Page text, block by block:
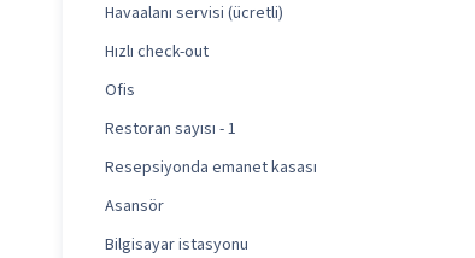
Havaalanı servisi (ücretli)
Hızlı check-out
Ofis
Restoran sayısı - 1
Resepsiyonda emanet kasası
Asansör
Bilgisayar istasyonu